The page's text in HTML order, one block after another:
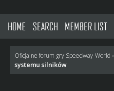
HOME SEARCH MEMBER LIST
Oficjalne forum gry Speedway-World ›
systemu silników